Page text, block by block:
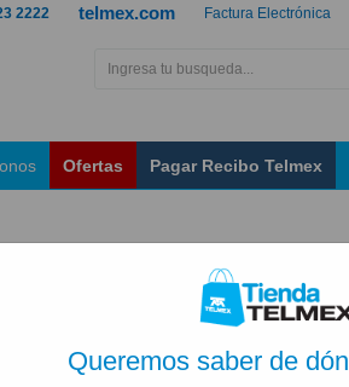
Queremos saber de
Factura Electrónica
telmex.com
2222
Ofertas Pagar Recibo Telmex